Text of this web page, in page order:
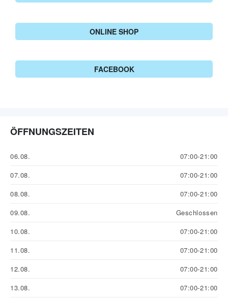
ONLINE SHOP
FACEBOOK
ÖFFNUNGSZEITEN
06.08.
07:00-21:00
07.08.
07:00-21:00
08.08.
07:00-21:00
09.08.
Geschlossen
10.08.
07:00-21:00
11.08.
07:00-21:00
12.08.
07:00-21:00
13.08.
07:00-21:00